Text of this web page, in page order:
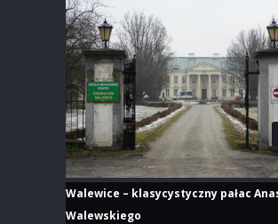
Walewice – klasycystyczny pałac
Walewskiego